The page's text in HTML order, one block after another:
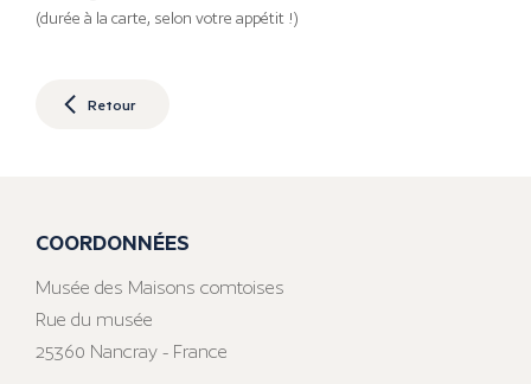
(durée à la carte, selon votre appétit !)
Retour
COORDONNÉES
Musée des Maisons comtoises
Rue du musée
25360 Nancray - France